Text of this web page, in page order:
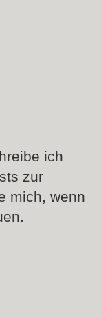
ich
zur
mich, wenn